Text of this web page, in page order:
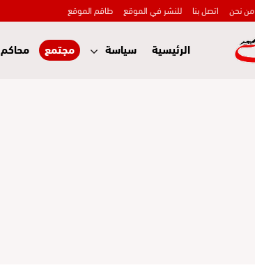
من نحن اتصل بنا للنشر في الموقع طاقم الموقع
الرئيسية سياسة مجتمع محاكم